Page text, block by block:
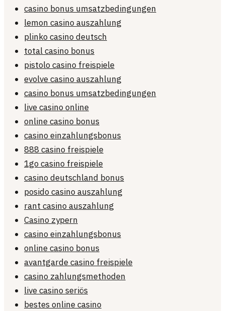
casino bonus umsatzbedingungen
lemon casino auszahlung
plinko casino deutsch
total casino bonus
pistolo casino freispiele
evolve casino auszahlung
casino bonus umsatzbedingungen
live casino online
online casino bonus
casino einzahlungsbonus
888 casino freispiele
1go casino freispiele
casino deutschland bonus
posido casino auszahlung
rant casino auszahlung
Casino zypern
casino einzahlungsbonus
online casino bonus
avantgarde casino freispiele
casino zahlungsmethoden
live casino seriös
bestes online casino